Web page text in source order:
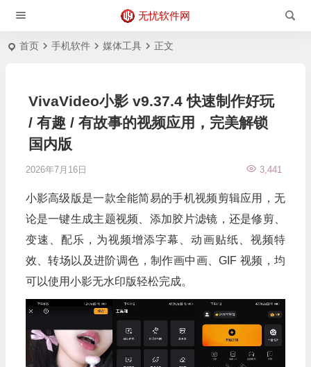
无忧软件网
首页 手机软件 媒体工具 正文
VivaVideo小影 v9.37.4 快速制作好玩
/ 有趣 / 有故事的视频应用，完美解锁
国内版
2026年7月16日 3,441
小影高级版是一款全能简易的手机视频剪辑应用，无
论是一键生成主题视频、添加胶片滤镜，还是修剪、
变速、配乐，为视频增添字幕、动画贴纸、视频特
效、转场以及进阶调色，制作画中画、GIF 视频，均
可以使用小影无水印版轻松完成。